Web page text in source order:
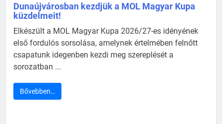
Dunaújvárosban kezdjük a MOL Magyar Kupa
küzdelmeit!
Elkészült a MOL Magyar Kupa 2026/27-es idényének
első fordulós sorsolása, amelynek értelmében felnőtt
csapatunk idegenben kezdi meg szereplését a
sorozatban ...
Bővebben…